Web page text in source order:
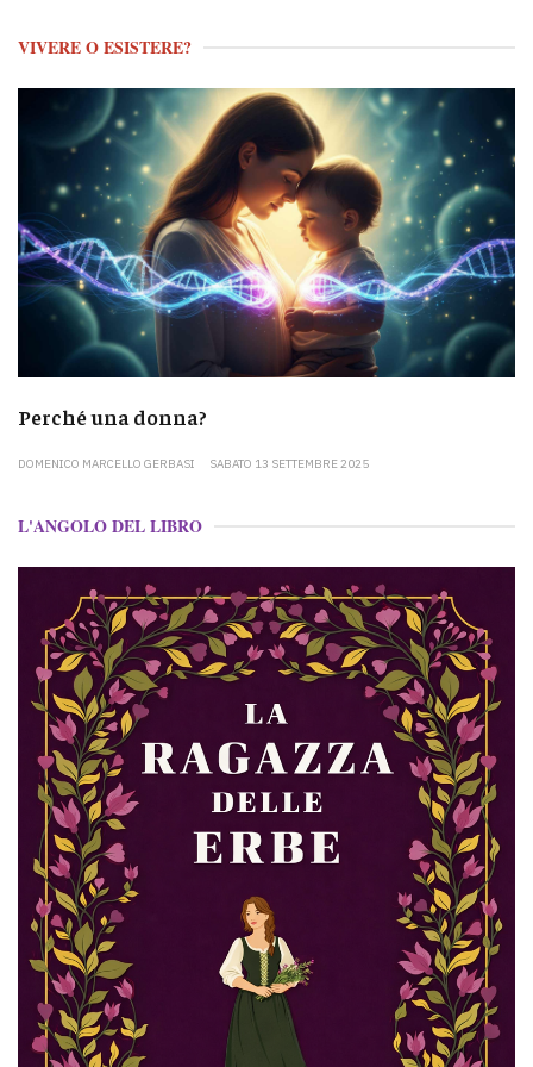
VIVERE O ESISTERE?
Perché una donna?
DOMENICO MARCELLO GERBASI SABATO 13 SETTEMBRE 2025
L'ANGOLO DEL LIBRO